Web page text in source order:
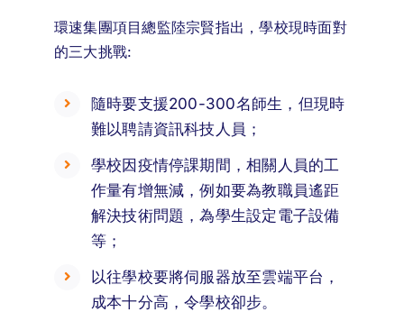
環速集團項目總監陸宗賢指出，學校現時面對
的三大挑戰:
隨時要支援200-300名師生，但現時
難以聘請資訊科技人員；
學校因疫情停課期間，相關人員的工
作量有增無減，例如要為教職員遙距
解決技術問題，為學生設定電子設備
等；
以往學校要將伺服器放至雲端平台，
成本十分高，令學校卻步。